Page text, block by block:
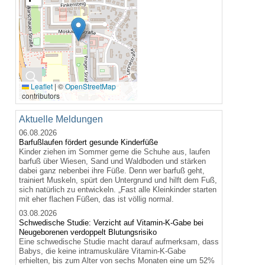
🔍Leaflet | ©OpenStreetMap
contributors
Aktuelle Meldungen
06.08.2026
Barfußlaufen fördert gesunde Kinderfüße
Kinder ziehen im Sommer gerne die Schuhe aus, laufen
barfuß über Wiesen, Sand und Waldboden und stärken
dabei ganz nebenbei ihre Füße. Denn wer barfuß geht,
trainiert Muskeln, spürt den Untergrund und hilft dem Fuß,
sich natürlich zu entwickeln. „Fast alle Kleinkinder starten
mit eher flachen Füßen, das ist völlig normal.
03.08.2026
Schwedische Studie: Verzicht auf Vitamin-K-Gabe bei
Neugeborenen verdoppelt Blutungsrisiko
Eine schwedische Studie macht darauf aufmerksam, dass
Babys, die keine intramuskuläre Vitamin-K-Gabe
erhielten, bis zum Alter von sechs Monaten eine um 52%